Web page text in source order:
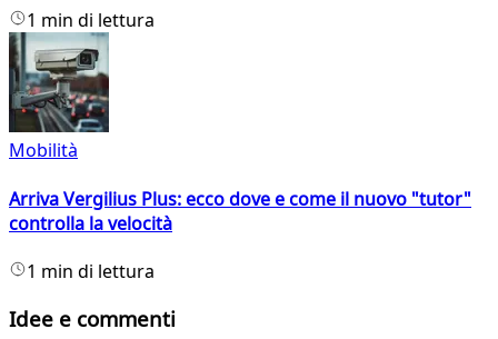
1 min di lettura
Mobilità
Arriva Vergilius Plus: ecco dove e come il nuovo "tutor"
controlla la velocità
1 min di lettura
Idee e commenti